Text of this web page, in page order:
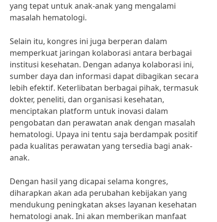
yang tepat untuk anak-anak yang mengalami
masalah hematologi.
Selain itu, kongres ini juga berperan dalam
memperkuat jaringan kolaborasi antara berbagai
institusi kesehatan. Dengan adanya kolaborasi ini,
sumber daya dan informasi dapat dibagikan secara
lebih efektif. Keterlibatan berbagai pihak, termasuk
dokter, peneliti, dan organisasi kesehatan,
menciptakan platform untuk inovasi dalam
pengobatan dan perawatan anak dengan masalah
hematologi. Upaya ini tentu saja berdampak positif
pada kualitas perawatan yang tersedia bagi anak-
anak.
Dengan hasil yang dicapai selama kongres,
diharapkan akan ada perubahan kebijakan yang
mendukung peningkatan akses layanan kesehatan
hematologi anak. Ini akan memberikan manfaat